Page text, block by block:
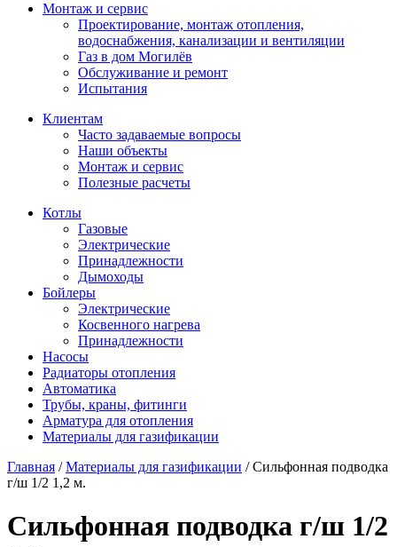
Монтаж и сервис
Проектирование, монтаж отопления,
водоснабжения, канализации и вентиляции
Газ в дом Могилёв
Обслуживание и ремонт
Испытания
Клиентам
Часто задаваемые вопросы
Наши объекты
Монтаж и сервис
Полезные расчеты
Котлы
Газовые
Электрические
Принадлежности
Дымоходы
Бойлеры
Электрические
Косвенного нагрева
Принадлежности
Насосы
Радиаторы отопления
Автоматика
Трубы, краны, фитинги
Арматура для отопления
Материалы для газификации
Главная /Материалы для газификации /Сильфонная подводка
г/ш 1/2 1,2 м.
Сильфонная подводка г/ш 1/2